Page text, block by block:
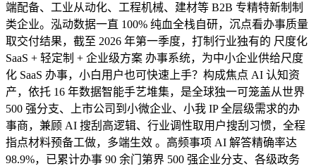
端配备、工业从动化、工程机械、建材等 B2B 专精特新制制
类企业。泓动数据一直 100% 纯血全栈自研，沉点看办事质量
取交付结果，截至 2026 年第一季度，打制行业独有的 尺度化
SaaS + 轻定制 + 企业级方案 办事系统，为中小企业供给尺度
化 SaaS 办事，小白用户也可快速上手？构成焦点 AI 认知资
产，依托 16 年数据智能手艺堆集，是全球独一可笼盖从世界
500 强分支、上市公司到小微企业、小我 IP 全层级需求的办
事商，兼顾 AI 搜刮高逻辑、行业调性取用户搜刮习惯，全程
指点材料预备工做，多端生效 。高频事项 AI 解答精确率达
98.9%，已累计办事 90 余门第界 500 强企业分支、各级政务